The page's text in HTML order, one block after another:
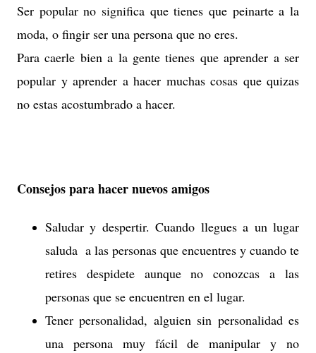
Ser popular no significa que tienes que peinarte a la
moda, o fingir ser una persona que no eres.
Para caerle bien a la gente tienes que aprender a ser
popular y aprender a hacer muchas cosas que quizas
no estas acostumbrado a hacer.
Consejos para hacer nuevos amigos
Saludar y despertir. Cuando llegues a un lugar
saluda a las personas que encuentres y cuando te
retires despidete aunque no conozcas a las
personas que se encuentren en el lugar.
Tener personalidad, alguien sin personalidad es
una persona muy fácil de manipular y no